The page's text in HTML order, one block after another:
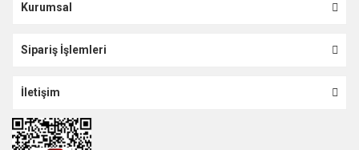
Kurumsal
Sipariş İşlemleri
İletişim